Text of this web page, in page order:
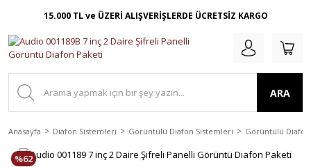
15.000 TL ve ÜZERİ ALIŞVERİŞLERDE ÜCRETSİZ KARGO
ARA
Anasayfa Diafon Sistemleri Görüntülü Diafon Sistemleri Görüntülü
%62